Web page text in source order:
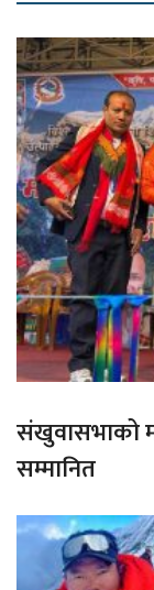
संखुवासभाको
सम्मानित